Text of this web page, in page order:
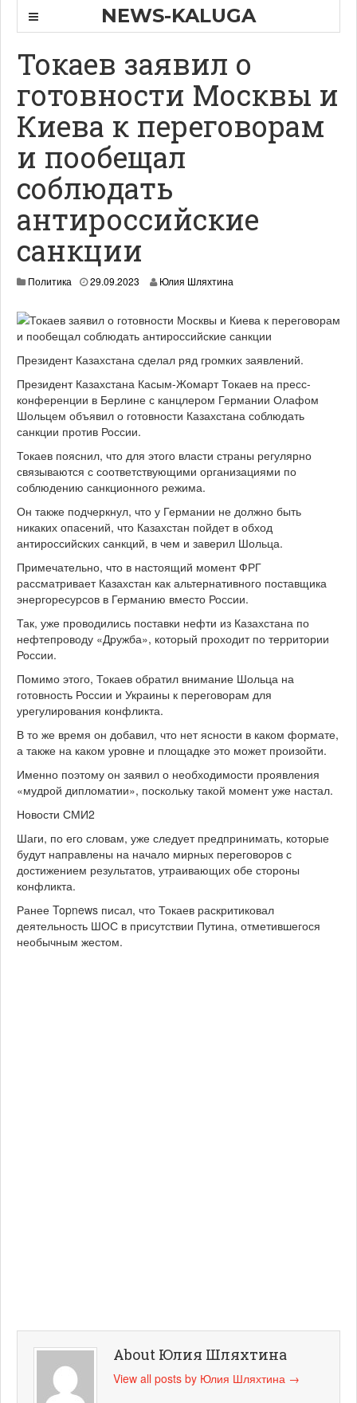
NEWS-KALUGA
Токаев заявил о
готовности Москвы и
Киева к переговорам
и пообещал
соблюдать
антироссийские
санкции
Политика 29.09.2023 Юлия Шляхтина
Президент Казахстана сделал ряд громких заявлений.
Президент Казахстана Касым-Жомарт Токаев на пресс-
конференции в Берлине с канцлером Германии Олафом
Шольцем объявил о готовности Казахстана соблюдать
санкции против России.
Токаев пояснил, что для этого власти страны регулярно
связываются с соответствующими организациями по
соблюдению санкционного режима.
Он также подчеркнул, что у Германии не должно быть
никаких опасений, что Казахстан пойдет в обход
антироссийских санкций, в чем и заверил Шольца.
Примечательно, что в настоящий момент ФРГ
рассматривает Казахстан как альтернативного поставщика
энергоресурсов в Германию вместо России.
Так, уже проводились поставки нефти из Казахстана по
нефтепроводу «Дружба», который проходит по территории
России.
Помимо этого, Токаев обратил внимание Шольца на
готовность России и Украины к переговорам для
урегулирования конфликта.
В то же время он добавил, что нет ясности в каком формате,
а также на каком уровне и площадке это может произойти.
Именно поэтому он заявил о необходимости проявления
«мудрой дипломатии», поскольку такой момент уже настал.
Новости СМИ2
Шаги, по его словам, уже следует предпринимать, которые
будут направлены на начало мирных переговоров с
достижением результатов, утраивающих обе стороны
конфликта.
Ранее Topnews писал, что Токаев раскритиковал
деятельность ШОС в присутствии Путина, отметившегося
необычным жестом.
About Юлия Шляхтина
View all posts by Юлия Шляхтина →